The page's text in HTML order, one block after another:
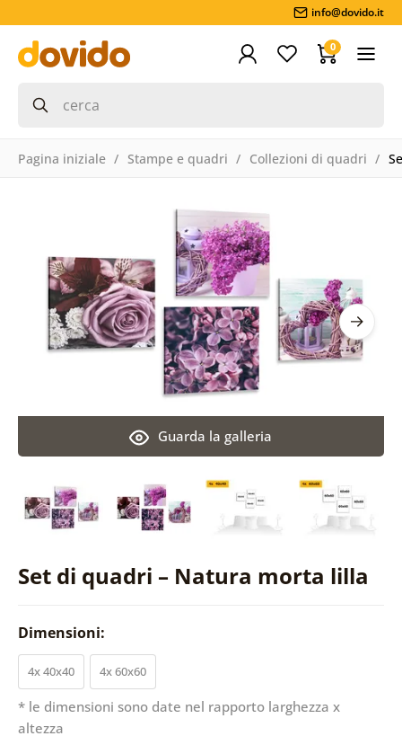
info@dovido.it
0
Pagina iniziale Stampe e quadri Collezioni di quadri
Set di quadri – Natura morta lilla
Guarda la galleria
Dimensioni:
4x 40x40 4x 60x60
* le dimensioni sono date nel rapporto larghezza x
altezza